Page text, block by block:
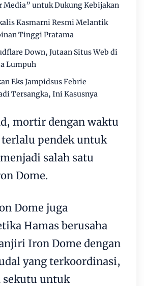
Media” untuk Dukung Kebijakan
Kasmarni Resmi Melantik
Tinggi Pratama
Down, Jutaan Situs Web di
Lumpuh
Eks Jampidsus Febrie
Tersangka, Ini Kasusnya
mortir dengan waktu
terlalu pendek untuk
salah satu
Dome.
Dome juga
Hamas berusaha
Iron Dome dengan
yang terkoordinasi,
sekutu untuk